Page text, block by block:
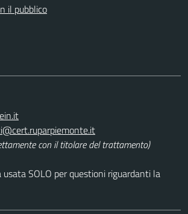
il pubblico
con il titolare del trattamento)
usata SOLO per questioni riguardanti la